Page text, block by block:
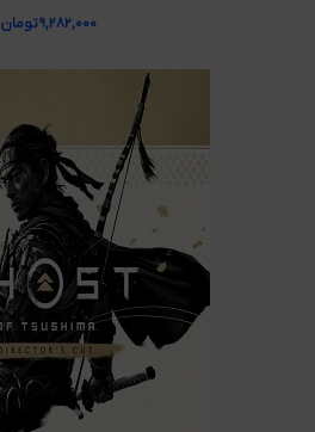
۹,۲۸۲,۰۰۰تومان